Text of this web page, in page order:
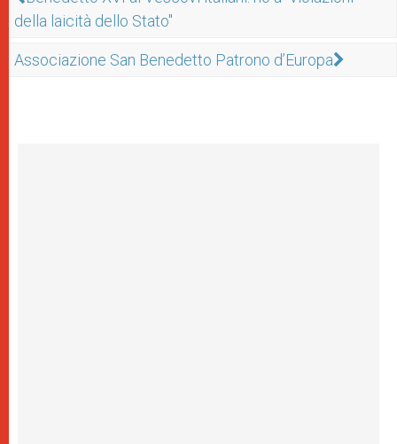
della laicità dello Stato"
Associazione San Benedetto Patrono d’Europa